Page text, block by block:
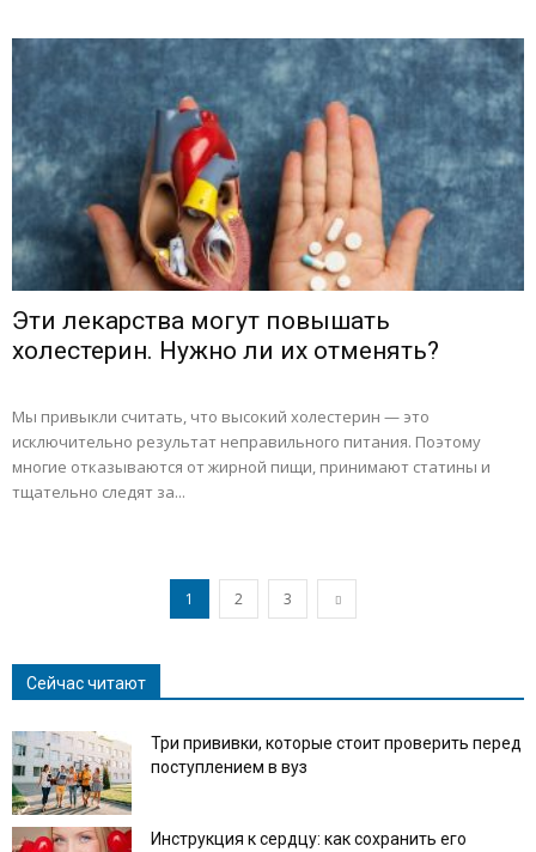
Эти лекарства могут повышать
холестерин. Нужно ли их отменять?
Мы привыкли считать, что высокий холестерин — это
исключительно результат неправильного питания. Поэтому
многие отказываются от жирной пищи, принимают статины и
тщательно следят за...
1 2 3
Сейчас читают
Три прививки, которые стоит проверить перед
поступлением в вуз
Инструкция к сердцу: как сохранить его